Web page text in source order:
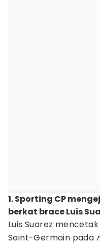
1. Sporting CP
berkat brace Luis
Luis Suarez mencetak
Saint-Germain pada